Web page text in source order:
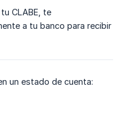
CLABE, te
a tu banco para recibir
un estado de cuenta: